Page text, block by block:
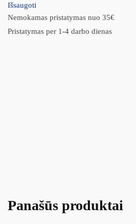
Išsaugoti
Nemokamas pristatymas nuo 35€
Pristatymas per 1-4 darbo dienas
Panašūs produktai